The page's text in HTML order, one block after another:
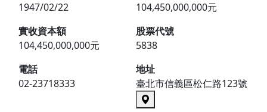
1947/02/22
104,450,000,000元
實收資本額
104,450,000,000元
股票代號
5838
電話
02-23718333
地址
臺北市信義區松仁路123號